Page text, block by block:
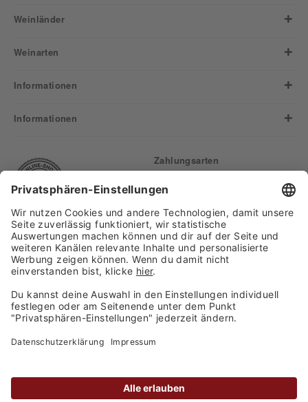
Weinländer
Weinarten
Informationen
Informationen
Versand
Zahlungsarten
Finden Sie uns auf: